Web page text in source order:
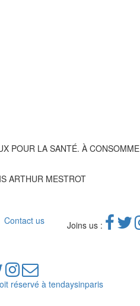
POUR LA SANTÉ. À
Contact us Joins us :
réservé à tendaysinparis